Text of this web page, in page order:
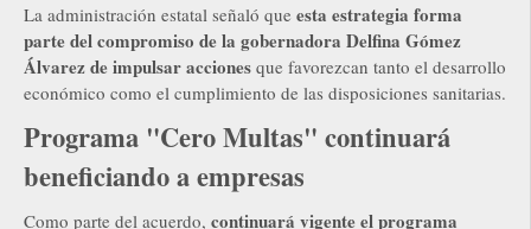
La administración estatal señaló que esta estrategia forma
parte del compromiso de la gobernadora Delfina Gómez
Álvarez de impulsar acciones que favorezcan tanto el desarrollo
económico como el cumplimiento de las disposiciones sanitarias.
Programa "Cero Multas" continuará
beneficiando a empresas
Como parte del acuerdo, continuará vigente el programa